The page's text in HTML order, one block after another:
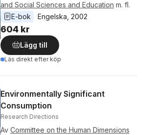
and Social Sciences and Education m. fl.
E-bok
Engelska 2002
604 kr
Lägg till
Läs direkt efter köp
Environmentally Significant
Consumption
Research Directions
Av Committee on the Human Dimensions